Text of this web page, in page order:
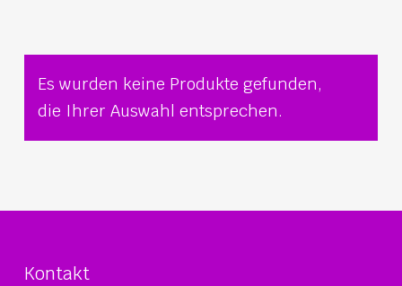
Es wurden keine Produkte gefunden,
die Ihrer Auswahl entsprechen.
Kontakt